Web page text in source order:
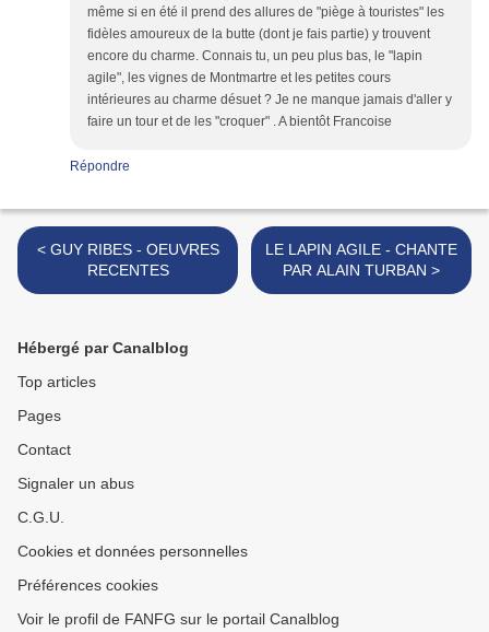
même si en été il prend des allures de "piège à touristes" les
fidèles amoureux de la butte (dont je fais partie) y trouvent
encore du charme. Connais tu, un peu plus bas, le "lapin
agile", les vignes de Montmartre et les petites cours
intérieures au charme désuet ? Je ne manque jamais d'aller y
faire un tour et de les "croquer" . A bientôt Francoise
Répondre
< GUY RIBES - OEUVRES
RECENTES
LE LAPIN AGILE - CHANTE
PAR ALAIN TURBAN >
Hébergé par Canalblog
Top articles
Pages
Contact
Signaler un abus
C.G.U.
Cookies et données personnelles
Préférences cookies
Voir le profil de FANFG sur le portail Canalblog